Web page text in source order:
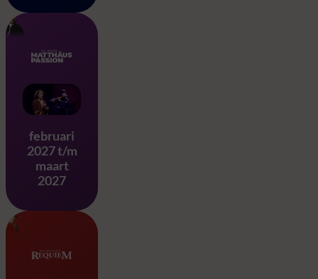
Matthäus Passion – J.S.
februari
2027 t/m
maart
2027